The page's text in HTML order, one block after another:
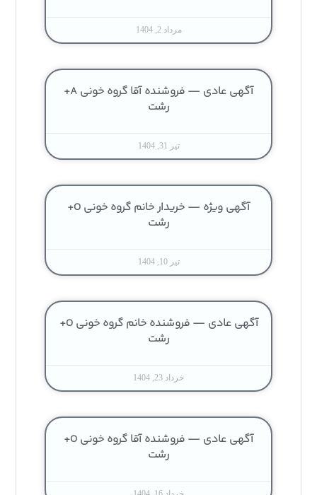
مرداد 2, 1404
آگهی عادی — فروشنده آقا گروه خونی A+
رشت
تیر 31, 1404
آگهی ویژه — خریدار خانم گروه خونی O+
رشت
تیر 10, 1404
آگهی عادی — فروشنده خانم گروه خونی O+
رشت
خرداد 23, 1404
آگهی عادی — فروشنده آقا گروه خونی O+
رشت